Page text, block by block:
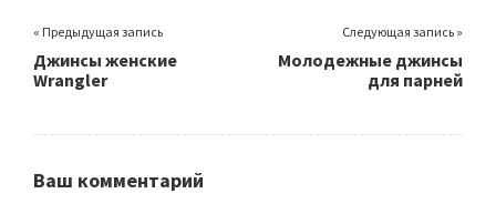
« Предыдущая запись
Джинсы женские
Wrangler
Следующая запись »
Молодежные джинсы
для парней
Ваш комментарий